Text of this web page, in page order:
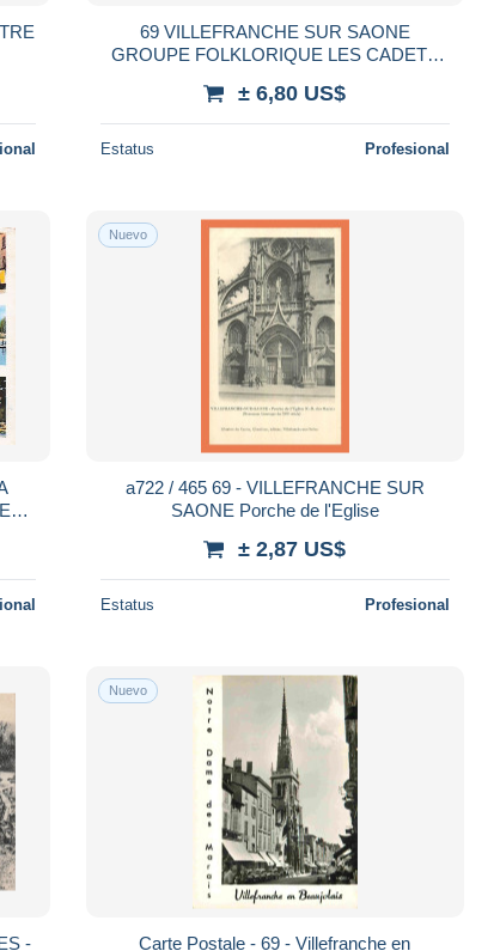
69 VILLEFRANCHE SUR SAONE
GROUPE FOLKLORIQUE LES CADETS
± 6,80 US$
Estatus Profesional
Nuevo
a722 / 465 69 - VILLEFRANCHE SUR
SAONE Porche de l'Eglise
± 2,87 US$
Estatus Profesional
-
Nuevo
Carte Postale - 69 - Villefranche en